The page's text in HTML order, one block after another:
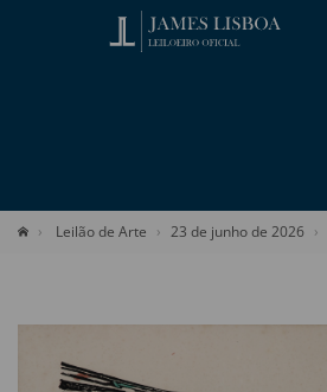
Leilão de Arte 23 de junho de 2026